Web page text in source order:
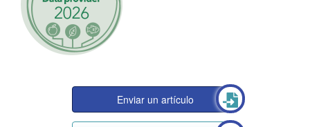
Enviar un artículo